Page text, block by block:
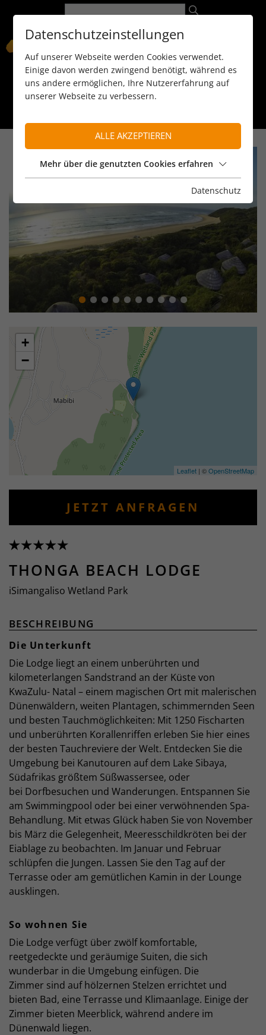
089 / 8 11 90 15
+
−
Leaflet | ©OpenStreetMap
JETZT ANFRAGEN
THONGA BEACH LODGE
iSimangaliso Wetland Park
BESCHREIBUNG
Die Unterkunft
Die Lodge liegt an einem unberührten und
kilometerlangen Sandstrand an der Küste von
KwaZulu- Natal – einem magischen Ort mit malerischen
Dünenwäldern, weiten Plantagen, schimmernden Seen
und besten Tauchmöglichkeiten: Mit 1250 Fischarten
und unberührten Korallenriffen erleben Sie hier eines
der besten Tauchreviere der Welt. Entdecken Sie die
Umgebung bei Kanutouren auf dem Lake Sibaya,
Südafrikas größtem Süßwassersee, oder
bei Dorfbesuchen und Wanderungen. Entspannen Sie
am Swimmingpool oder bei einer verwöhnenden Spa-
Behandlung. Mit etwas Glück haben Sie von November
bis März die Gelegenheit, Meeresschildkröten bei der
Eiablage zu beobachten. Im Januar und Februar
schlüpfen die Jungen. Lassen Sie den Tag auf der
Terrasse oder am gemütlichen Kamin in der Lounge
ausklingen.
So wohnen Sie
Die Lodge verfügt über zwölf komfortable,
reetgedeckte und geräumige Suiten, die sich
wunderbar in die Umgebung einfügen. Die
Zimmer sind auf hölzernen Stelzen errichtet und
bieten Bad, eine Terrasse und Klimaanlage. Einige der
Zimmer bieten Meerblick, während andere im
Dünenwald liegen.
Datenschutzeinstellungen
Auf unserer Webseite werden Cookies verwendet.
Einige davon werden zwingend benötigt, während es
uns andere ermöglichen, Ihre Nutzererfahrung auf
unserer Webseite zu verbessern.
ALLE AKZEPTIEREN
Mehr über die genutzten Cookies erfahren
Datenschutz